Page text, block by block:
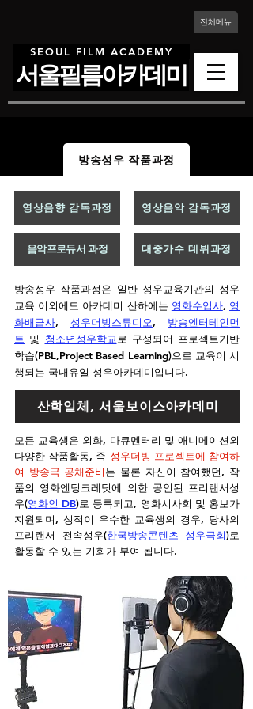
서울필름아카데미
SEOUL FILM ACADEMY
전체메뉴
방송성우 작품과정
영상음향 감독과정
음악프로듀서 과정
영상음악 감독과정
대중가수 데뷔과정
방송성우 작품과정은 일반 성우교육기관의 성우
교육 이외에도 아카데미 산하에는 영화수입사, 영
화배급사, 성우더빙스튜디오, 방송엔터테인먼
트 및 청소년성우학교 로 구성되어 프로젝트기반
학습(PBL,Project Based Learning)으로 교육이 시
행되는 국내유일 성우아카데미입니다.
산학일체, 서울보이스아카데미
모든 교육생은 외화, 다큐멘터리 및 애니메이션외
다양한 작품활동, 즉 성우더빙 프로젝트에 참여하
여 방송국 공채준비는 물론 자신이 참여했던, 작
품의 영화엔딩크레딧에 의한 공인된 프리랜서성
우(영화인 DB)로 등록되고, 영화시사회 및 홍보가
지원되며, 성적이 우수한 교육생의 경우, 당사의
프리랜서 전속성우(한국방송콘텐츠 성우극회)로
활동할 수 있는 기회가 부여 됩니다.